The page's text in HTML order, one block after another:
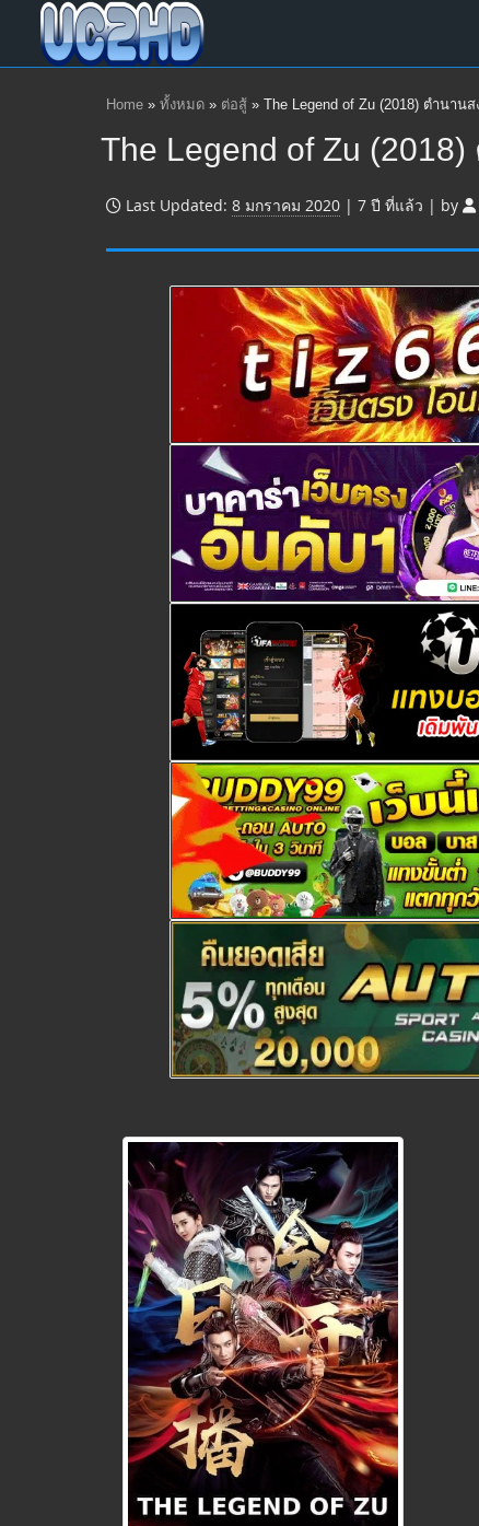
Home » ทั้งหมด » ต่อสู้ » The Legend of Zu (2018) ตำนาน
The Legend of Zu
Last Updated: 8 มกราคม 2020 | 7 ปี ที่แล้ว | by